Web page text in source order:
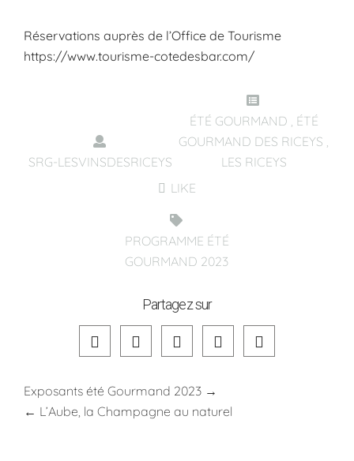
Réservations auprès de l’Office de Tourisme
https://www.tourisme-cotedesbar.com/
SRG-LESVINSDESRICEYS
ÉTÉ GOURMAND
ÉTÉ
GOURMAND DES RICEYS
LES RICEYS
LIKE
PROGRAMME ÉTÉ
GOURMAND 2023
Partagez sur
Exposants été Gourmand 2023 →
← L’Aube, la Champagne au naturel